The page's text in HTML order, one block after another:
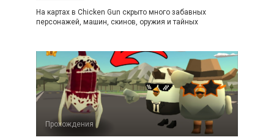
На картах в Chicken Gun скрыто много забавных
персонажей, машин, скинов, оружия и тайных
Прохождения